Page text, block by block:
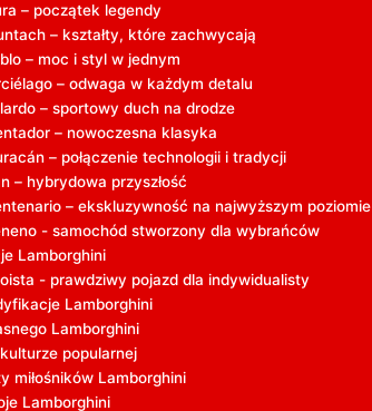
– początek legendy
– kształty, które zachwycają
– ⁢moc ‌i styl w jednym
– odwaga ‍w‌ każdym detalu
– sportowy duch na ‌drodze
– nowoczesna klasyka
– połączenie technologii i⁣ tradycji
– hybrydowa przyszłość
– ekskluzywność na najwyższym poziomie
-‍ samochód stworzony ⁢dla wybrańców
Lamborghini
‍- prawdziwy pojazd dla indywidualisty
Lamborghini
Lamborghini
popularnej
miłośników Lamborghini
Lamborghini